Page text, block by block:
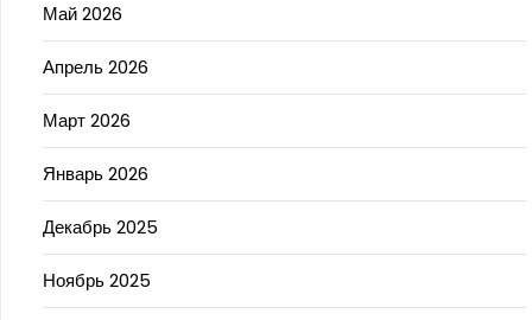
Май 2026
Апрель 2026
Март 2026
Январь 2026
Декабрь 2025
Ноябрь 2025